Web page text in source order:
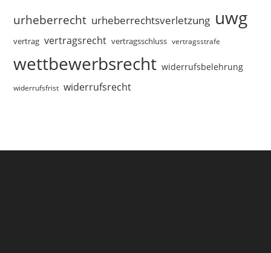
urheberrecht urheberrechtsverletzung uwg
vertrag vertragsrecht vertragsschluss vertragsstrafe
wettbewerbsrecht widerrufsbelehrung
widerrufsfrist widerrufsrecht